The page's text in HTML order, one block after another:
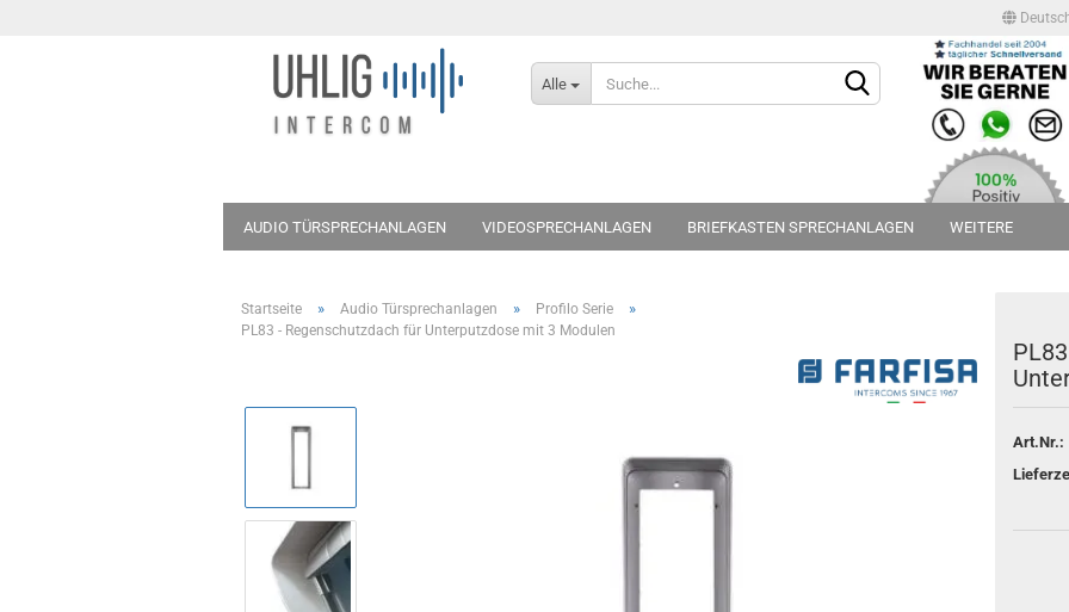
Passwort vergessen?
Alle
AUDIO TÜRSPRECHANLAGEN VIDEOSPRECHANLAGEN BRIEFKASTEN SPRECHANLAGEN WEITERE
Startseite » Audio Türsprechanlagen » Profilo Serie »
PL83 - Regenschutzdach für Unterputzdose mit 3 Modulen
Art.Nr.: